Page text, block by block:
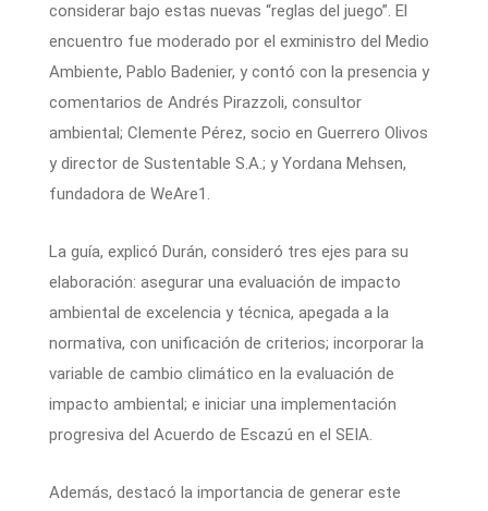
considerar bajo estas nuevas “reglas del juego”. El
encuentro fue moderado por el exministro del Medio
Ambiente, Pablo Badenier, y contó con la presencia y
comentarios de Andrés Pirazzoli, consultor
ambiental; Clemente Pérez, socio en Guerrero Olivos
y director de Sustentable S.A.; y Yordana Mehsen,
fundadora de WeAre1.
La guía, explicó Durán, consideró tres ejes para su
elaboración: asegurar una evaluación de impacto
ambiental de excelencia y técnica, apegada a la
normativa, con unificación de criterios; incorporar la
variable de cambio climático en la evaluación de
impacto ambiental; e iniciar una implementación
progresiva del Acuerdo de Escazú en el SEIA.
Además, destacó la importancia de generar este